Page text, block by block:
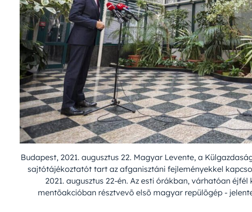
Budapest, 2021. augusztus 22. Magyar Levente, a
sajtótájékoztatót tart az afganisztáni fejleményekkel
2021. augusztus 22-én. Az esti órákban, várhatóan
mentõakcióban résztvevõ elsõ magyar repülõgép -